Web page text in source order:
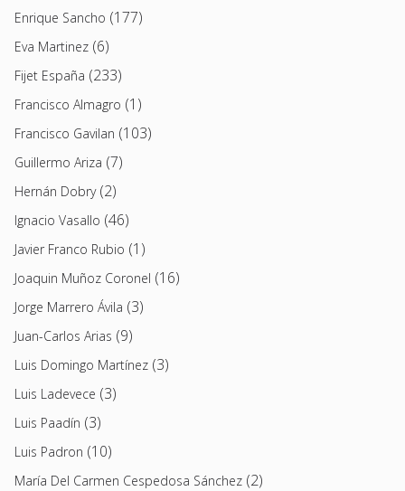
Enrique Sancho (177)
Eva Martinez (6)
Fijet España (233)
Francisco Almagro (1)
Francisco Gavilan (103)
Guillermo Ariza (7)
Hernán Dobry(2)
Ignacio Vasallo (46)
Javier Franco Rubio (1)
Joaquin Muñoz Coronel (16)
Jorge Marrero Ávila (3)
Juan-Carlos Arias (9)
Luis Domingo Martínez (3)
Luis Ladevece (3)
Luis Paadín (3)
Luis Padron (10)
María Del Carmen Cespedosa Sánchez (2)